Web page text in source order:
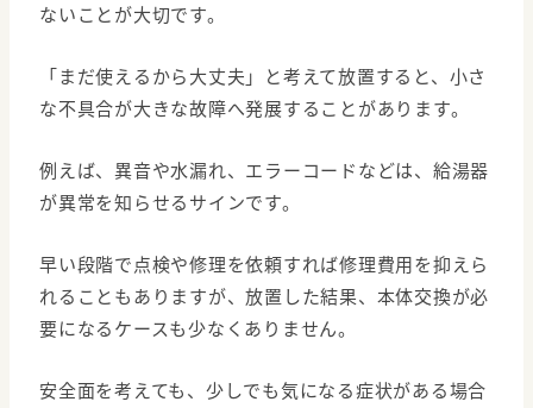
ないことが大切です。
「まだ使えるから大丈夫」と考えて放置すると、小さ
な不具合が大きな故障へ発展することがあります。
例えば、異音や水漏れ、エラーコードなどは、給湯器
が異常を知らせるサインです。
早い段階で点検や修理を依頼すれば修理費用を抑えら
れることもありますが、放置した結果、本体交換が必
要になるケースも少なくありません。
安全面を考えても、少しでも気になる症状がある場合